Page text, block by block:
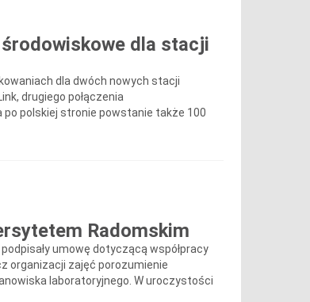
dla stacji
dla dwóch nowych stacji
drugiego połączenia
po polskiej stronie powstanie także 100
Radomskim
umowę dotyczącą współpracy
organizacji zajęć porozumienie
laboratoryjnego. W uroczystości